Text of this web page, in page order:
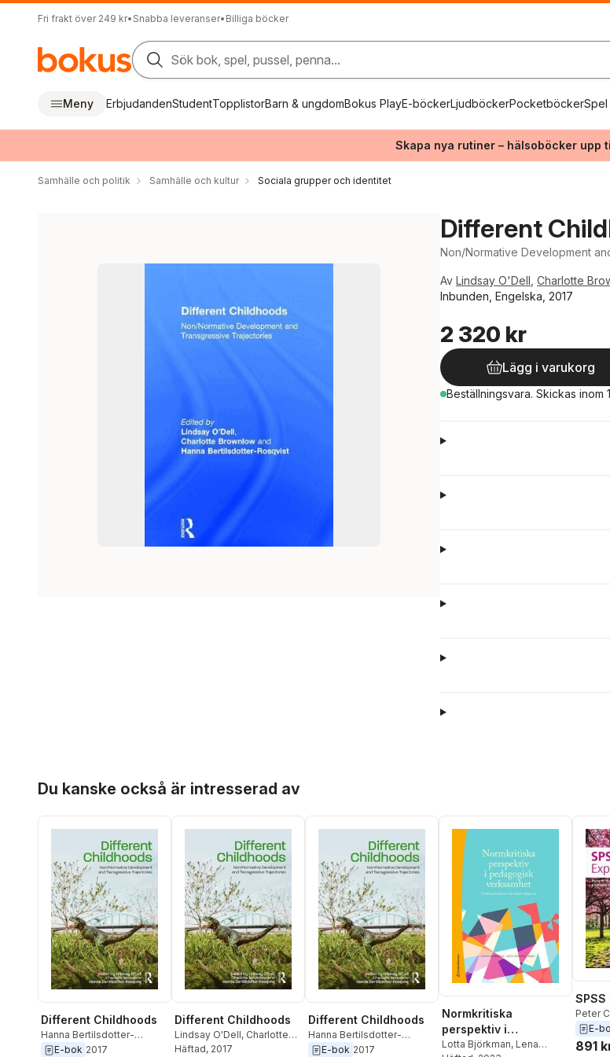
Fri frakt över 249 kr• Snabba leveranser• Billiga böcker
Sök bok, spel, pussel, penna...
Meny ErbjudandenStudentTopplistorBarn & ungdomBokus PlayE-böckerLjudböckerPocketböckerSpel
Skapa nya rutiner – hälsoböcker upp
Samhälle och politik Samhälle och kultur Sociala grupper och identitet
Different
Non/Normative Development
Av Lindsay O'Dell Charlotte
Inbunden, Engelska, 2017
2 320 kr
Lägg i varukorg
Beställningsvara. Skickas inom
Du kanske också är intresserad av
Different Childhoods
Hanna Bertilsdotter-
Rosqvist Charlotte
E-bok 2017
Different Childhoods
Lindsay O'Dell, Charlotte
Brownlow,Hanna
Häftad, 2017
Different Childhoods
Hanna Bertilsdotter-
Rosqvist Charlotte
E-bok 2017
Normkritiska
perspektiv i
pedagogisk
Lotta Björkman, Lena
SPSS
Peter
E-
891